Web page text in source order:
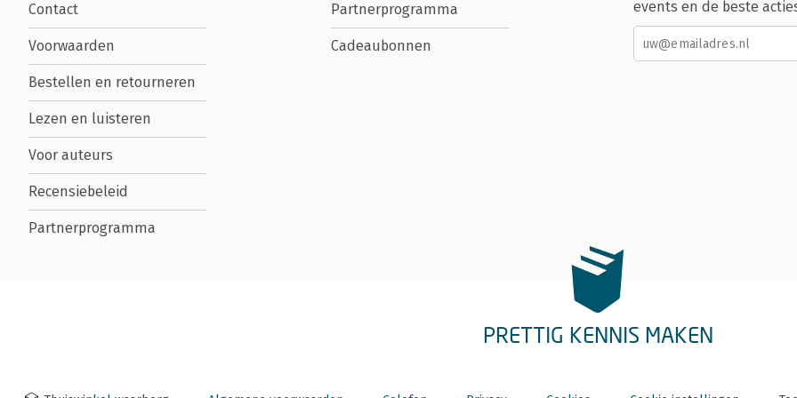
Contact
Voorwaarden
Bestellen en retourneren
Lezen en luisteren
Voor auteurs
Recensiebeleid
Partnerprogramma
Partnerprogramma
Cadeaubonnen
events en de beste
PRETTIG KENNIS MAKEN